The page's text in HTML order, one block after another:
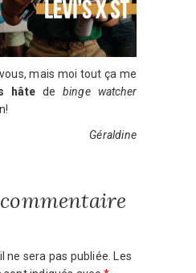
mais moi tout ça me
hâte de binge watcher
Géraldine
ne sera pas publiée. Les